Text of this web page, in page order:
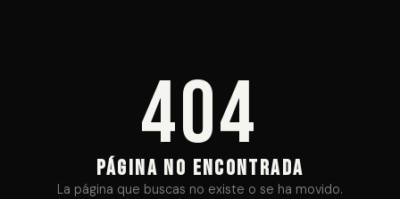
404
PÁGINA NO ENCONTRADA
La página que buscas no existe o se ha movido.